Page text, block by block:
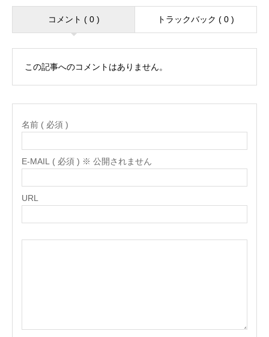
コメント ( 0 ) トラックバック ( 0 )
この記事へのコメントはありません。
名前 ( 必須 )
E-MAIL ( 必須 ) ※ 公開されません
URL